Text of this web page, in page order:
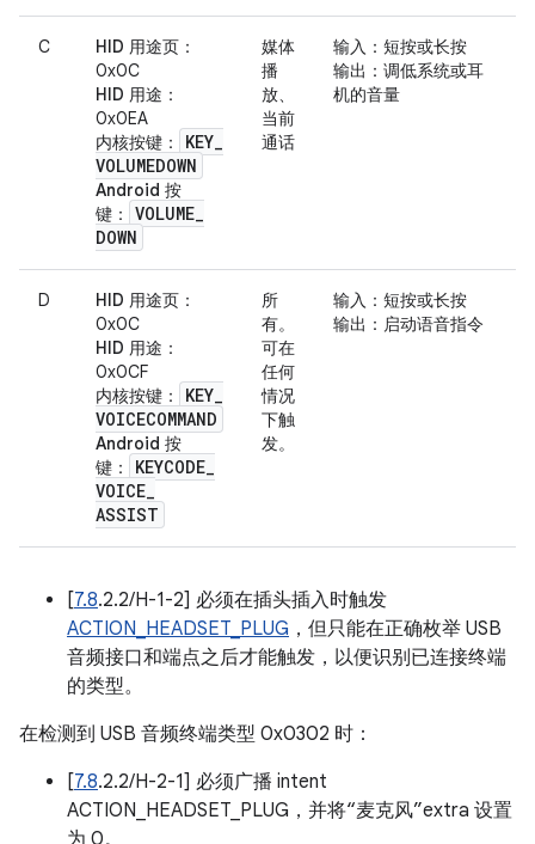
C HID 用途页 ：
0x0C
HID 用途 ：
0x0EA
内核按键 ： KEY_
VOLUMEDOWN
Android 按
键 ： VOLUME_
DOWN
媒体
播
放、
当前
通话
输入 ：短按或长按
输出 ：调低系统或耳
机的音量
D HID 用途页 ：
0x0C
HID 用途 ：
0x0CF
内核按键 ： KEY_
VOICECOMMAND
Android 按
键 ： KEYCODE_
VOICE_
ASSIST
所
有。
可在
任何
情况
下触
发。
输入 ：短按或长按
输出 ：启动语音指令
[7.8.2.2/H-1-2] 必须在插头插入时触发
ACTION_HEADSET_PLUG ，但只能在正确枚举 USB
音频接口和端点之后才能触发，以便识别已连接终端
的类型。
在检测到 USB 音频终端类型 0x0302 时：
[7.8.2.2/H-2-1] 必须广播 intent
ACTION_HEADSET_PLUG，并将“麦克风”extra 设置
为 0。